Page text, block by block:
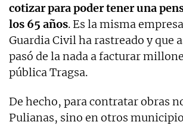
cotizar para poder tener una
los 65 años. Es la misma
Guardia Civil ha rastreado y que
pasó de la nada a facturar
pública Tragsa.
De hecho, para contratar obras
Pulianas, sino en otros